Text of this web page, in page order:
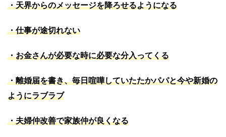
・天界からのメッセージを降ろせるようになる
・仕事が途切れない
・お金さんが必要な時に必要な分入ってくる
・離婚届を書き、毎日喧嘩していたたかパパと今や新婚の
ようにラブラブ
・夫婦仲改善で家族仲が良くなる